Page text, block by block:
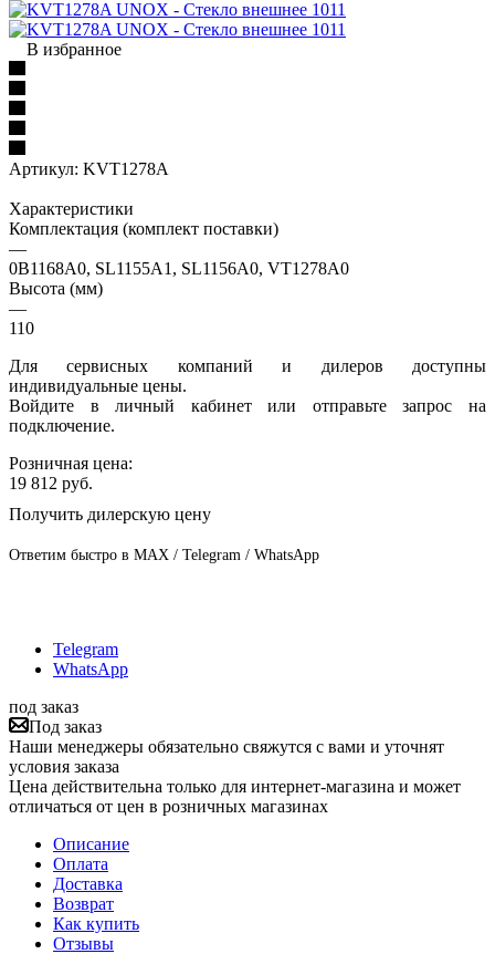
В избранное
Артикул: KVT1278A
Характеристики
Комплектация (комплект поставки)
—
0B1168A0, SL1155A1, SL1156A0, VT1278A0
Высота (мм)
—
110
Для сервисных компаний и дилеров доступны
индивидуальные цены.
Войдите в личный кабинет или отправьте запрос на
подключение.
Розничная цена:
19 812 руб.
Получить дилерскую цену
Ответим быстро в MAX / Telegram / WhatsApp
Telegram
WhatsApp
под заказ
Под заказ
Наши менеджеры обязательно свяжутся с вами и уточнят
условия заказа
Цена действительна только для интернет-магазина и может
отличаться от цен в розничных магазинах
Описание
Оплата
Доставка
Возврат
Как купить
Отзывы